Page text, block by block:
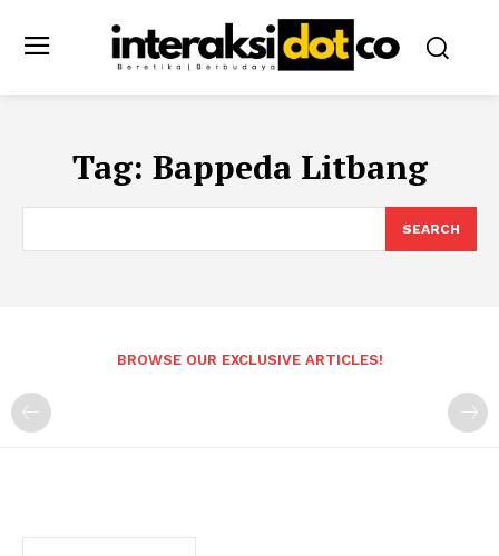
Tag: Bappeda Litbang
SEARCH
BROWSE OUR EXCLUSIVE ARTICLES!